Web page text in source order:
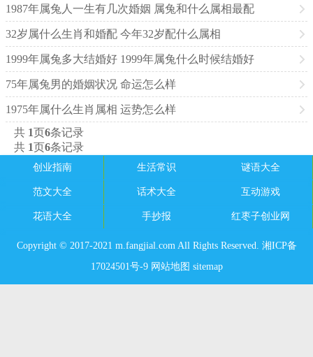
1987年属兔人一生有几次婚姻 属兔和什么属相最配
32岁属什么生肖和婚配 今年32岁配什么属相
1999年属兔多大结婚好 1999年属兔什么时候结婚好
75年属兔男的婚姻状况 命运怎么样
1975年属什么生肖属相 运势怎么样
共 1页6条记录
共 1页6条记录
创业指南 生活常识 谜语大全
范文大全 话术大全 互动游戏
花语大全 手抄报 红枣子创业网
Copyright © 2017-2021 m.fangjial.com All Rights Reserved. 湘ICP备
17024501号-9 网站地图 sitemap